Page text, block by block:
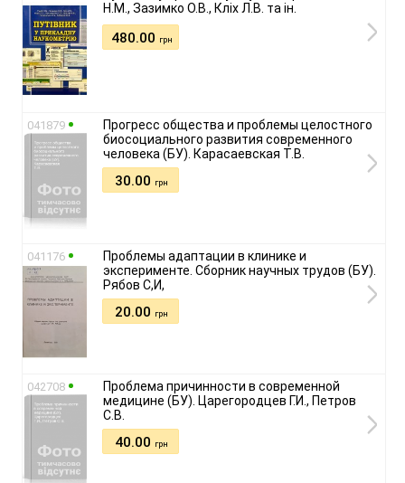
Н.М., Зазимко О.В., Кліх Л.В. та ін.
480.00 грн
041879
Прогресс общества и проблемы целостного
биосоциального развития современного
человека (БУ). Карасаевская Т.В.
30.00 грн
041176
Проблемы адаптации в клинике и
эксперименте. Сборник научных трудов (БУ).
Рябов С,И,
20.00 грн
042708
Проблема причинности в современной
медицине (БУ). Царегородцев Г.И., Петров
С.В.
40.00 грн